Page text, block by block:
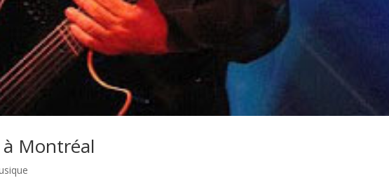
Montréal